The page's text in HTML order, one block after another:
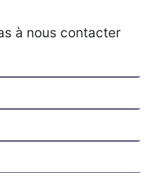
à nous contacter